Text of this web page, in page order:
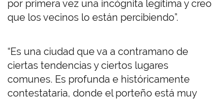
por primera vez una incógnita legítima y creo
que los vecinos lo están percibiendo”.
“Es una ciudad que va a contramano de
ciertas tendencias y ciertos lugares
comunes. Es profunda e históricamente
contestataria, donde el porteño está muy